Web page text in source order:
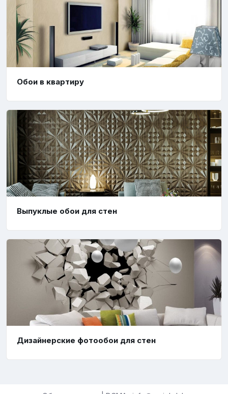
Обои в квартиру
Выпуклые обои для стен
Дизайнерские фотообои для стен